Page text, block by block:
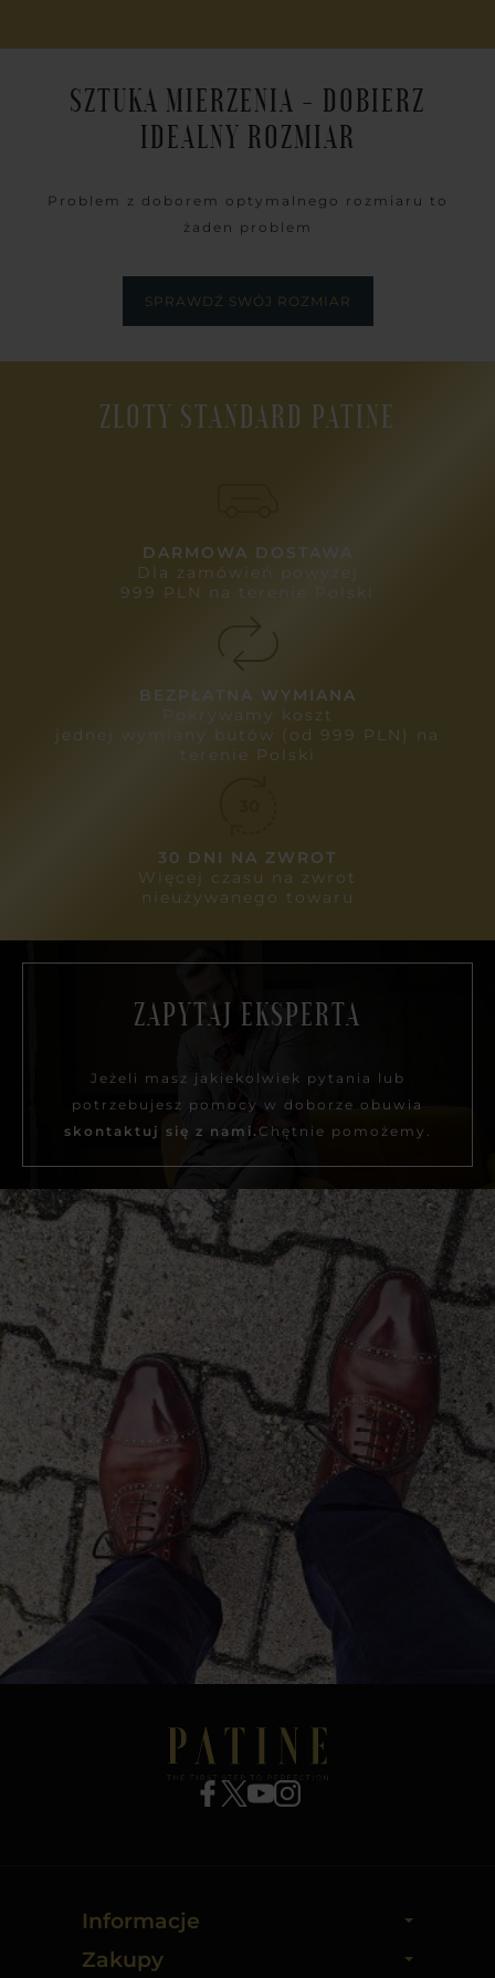
SZTUKA MIERZENIA - DOBIERZ
IDEALNY ROZMIAR
Problem z doborem optymalnego rozmiaru to
żaden problem
SPRAWDŹ SWÓJ ROZMIAR
ZŁOTY STANDARD PATINE
DARMOWA DOSTAWA
Dla zamówień powyżej
999 PLN na terenie Polski
BEZPŁATNA WYMIANA
Pokrywamy koszt
jednej wymiany butów (od 999 PLN) na
terenie Polski
30 DNI NA ZWROT
Więcej czasu na zwrot
nieużywanego towaru
ZAPYTAJ EKSPERTA
Jeżeli masz jakiekolwiek pytania lub
potrzebujesz pomocy w doborze obuwia
skontaktuj się z nami. Chętnie pomożemy.
Informacje
Zakupy